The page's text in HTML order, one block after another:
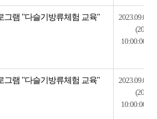
그램 "다슬기방류체험 교육"
그램 "다슬기방류체험 교육"